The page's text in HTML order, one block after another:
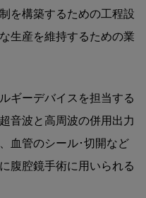
を構築するための工程設
生産を維持するための業
ギーデバイスを担当する
音波と高周波の併用出力
血管のシール･切開など
腹腔鏡手術に用いられる